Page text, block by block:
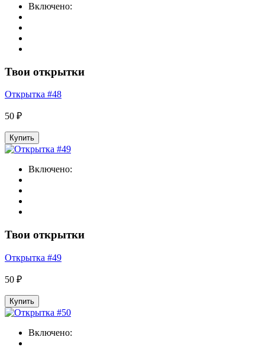
Включено:
Твои открытки
Открытка #48
50 ₽
Купить
Включено:
Твои открытки
Открытка #49
50 ₽
Купить
Включено: